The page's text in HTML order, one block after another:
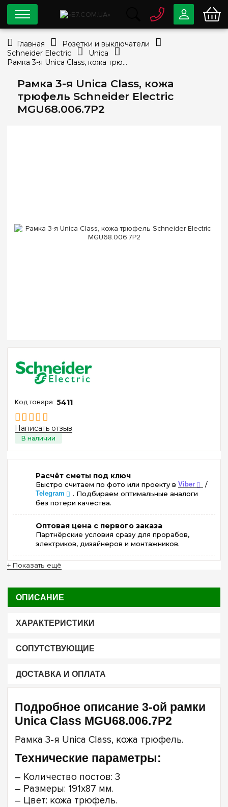
Рамка 3-я Unica Class, кожа
трюфель Schneider Electric
MGU68.006.7P2
5411
Написать отзыв
Расчёт сметы под ключ
Быстро считаем по фото или проекту в Viber /
Telegram
. Подбираем оптимальные аналоги
без потери качества.
Оптовая цена с первого заказа
Партнёрские условия сразу для прорабов,
электриков, дизайнеров и монтажников.
+ Показать ещё
ОПИСАНИЕ
ХАРАКТЕРИСТИКИ
СОПУТСТВУЮЩИЕ
ДОСТАВКА И ОПЛАТА
Подробное описание 3-ой рамки
Unica Class MGU68.006.7P2
Рамка 3-я Unica Class, кожа трюфель.
Технические параметры:
– Количество постов: 3
– Размеры: 191х87 мм.
– Цвет: кожа трюфель.
0 80033-63-07
info@e7.com.ua
Viber Telegram
Главная
Розетки и выключатели
Schneider Electric
Unica
Рамка 3-я Unica Class, кожа трюфель Schneider Electric MGU68.006.7P2